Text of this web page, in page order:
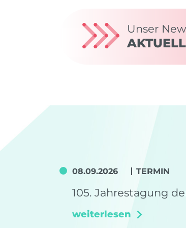
Unser
08.09.2026 TERMIN
105. Jahrestagung
weiterlesen